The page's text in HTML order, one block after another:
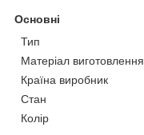
Основні
Тип
Матеріал виготовлення
Країна виробник
Стан
Колір